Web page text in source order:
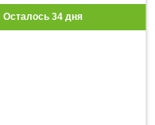
Осталось 34дня